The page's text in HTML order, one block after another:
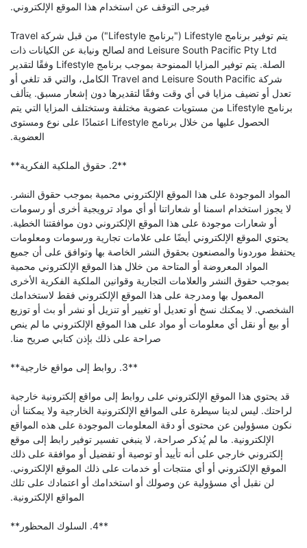
فيرجى التوقف عن استخدام هذا الموقع الإلكتروني.
يتم توفير برنامج Lifestyle ("برنامج Lifestyle") من قبل شركة Travel
and Leisure South Pacific Pty Ltd لصالح ونيابة عن الكيانات ذات
الصلة. يتم توفير المزايا الممنوحة بموجب برنامج Lifestyle وفقًا لتقدير
شركة Travel and Leisure South Pacific الكامل، والتي قد تلغي أو
تعدل أو تضيف مزايا في أي وقت وفقًا لتقديرها دون إشعار مسبق. يتألف
برنامج Lifestyle من مستويات عضوية مختلفة وستختلف المزايا التي يتم
الحصول عليها من خلال برنامج Lifestyle اعتمادًا على نوع ومستوى
العضوية.
**2. حقوق الملكية الفكرية**
المواد الموجودة على هذا الموقع الإلكتروني محمية بموجب حقوق النشر.
لا يجوز استخدام اسمنا أو شعاراتنا أو أي مواد ترويجية أخرى أو رسومات
أو شعارات موجودة على هذا الموقع الإلكتروني دون موافقتنا الخطية.
يحتوي الموقع الإلكتروني أيضًا على علامات تجارية ورسومات ومعلومات
يحتفظ موردونا والمصنعون بحقوق النشر الخاصة بها وتوافق على أن جميع
المواد المعروضة أو المتاحة من خلال هذا الموقع الإلكتروني محمية
بموجب حقوق النشر والعلامات التجارية وقوانين الملكية الفكرية الأخرى
المعمول بها ومدرجة على هذا الموقع الإلكتروني فقط لاستخدامك
الشخصي. لا يمكنك نسخ أو تعديل أو تغيير أو تنزيل أو نشر أو بث أو توزيع
أو بيع أو نقل أي معلومات أو مواد على هذا الموقع الإلكتروني ما لم ينص
صراحة على ذلك بإذن كتابي صريح منا.
**3. روابط إلى مواقع خارجية**
قد يحتوي هذا الموقع الإلكتروني على روابط إلى مواقع إلكترونية خارجية
لراحتك. ليس لدينا سيطرة على المواقع الإلكترونية الخارجية ولا يمكننا أن
نكون مسؤولين عن محتوى أو دقة المعلومات الموجودة على هذه المواقع
الإلكترونية. ما لم يُذكر صراحة، لا ينبغي تفسير توفير رابط إلى موقع
إلكتروني خارجي على أنه تأييد أو توصية أو تفضيل أو موافقة على ذلك
الموقع الإلكتروني أو أي منتجات أو خدمات على ذلك الموقع الإلكتروني.
لن نقبل أي مسؤولية عن وصولك أو استخدامك أو اعتمادك على تلك
المواقع الإلكترونية.
**4. السلوك المحظور**